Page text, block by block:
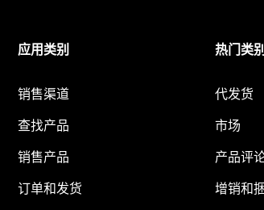
应用类别
销售渠道
查找产品
销售产品
订单和发货
热门类别
代发货
市场
产品评
增销和